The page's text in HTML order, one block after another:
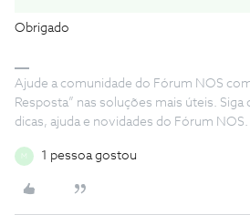
Obrigado
Ajude a comunidade do Fórum NOS
Resposta” nas soluções mais úteis.
dicas, ajuda e novidades do Fórum NOS.
M 1 pessoa gostou